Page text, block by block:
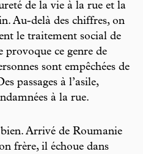
de la vie à la rue et la
Au-delà des chiffres, on
le traitement social de
provoque ce genre de
sont empêchées de
passages à l’asile,
à la rue.
Arrivé de Roumanie
frère, il échoue dans